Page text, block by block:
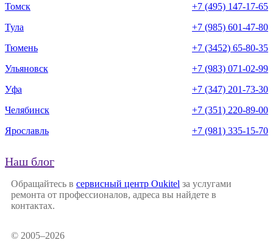
Томск
+7 (495) 147-17-65
Тула
+7 (985) 601-47-80
Тюмень
+7 (3452) 65-80-35
Ульяновск
+7 (983) 071-02-99
Уфа
+7 (347) 201-73-30
Челябинск
+7 (351) 220-89-00
Ярославль
+7 (981) 335-15-70
Наш блог
Обращайтесь в сервисный центр Oukitel за услугами
ремонта от профессионалов, адреса вы найдете в
контактах.
© 2005–2026